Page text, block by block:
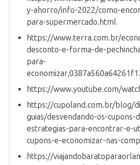
y-ahorro/info-2022/como-
para-supermercado.html
https://www.terra.com.br/
desconto-e-forma-de-
para-
https://www.youtube.com/
https://cupoland.com.br/blog/
guias/desvendando-os-cupons-
estrategias-para-encontrar-e-
cupons-e-economizar-nas-
https://